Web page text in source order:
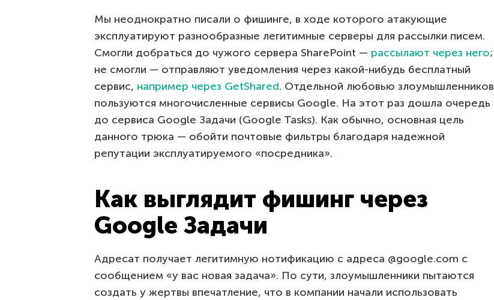
Мы неоднократно писали о фишинге, в ходе которого атакующие
эксплуатируют разнообразные легитимные серверы для рассылки писем.
Смогли добраться до чужого сервера SharePoint — рассылают через него;
не смогли — отправляют уведомления через какой-нибудь бесплатный
сервис, например через GetShared. Отдельной любовью злоумышленников
пользуются многочисленные сервисы Google. На этот раз дошла очередь
до сервиса Google Задачи (Google Tasks). Как обычно, основная цель
данного трюка — обойти почтовые фильтры благодаря надежной
репутации эксплуатируемого «посредника».
Как выглядит фишинг через
Google Задачи
Адресат получает легитимную нотификацию с адреса @google.com с
сообщением «у вас новая задача». По сути, злоумышленники пытаются
создать у жертвы впечатление, что в компании начали использовать